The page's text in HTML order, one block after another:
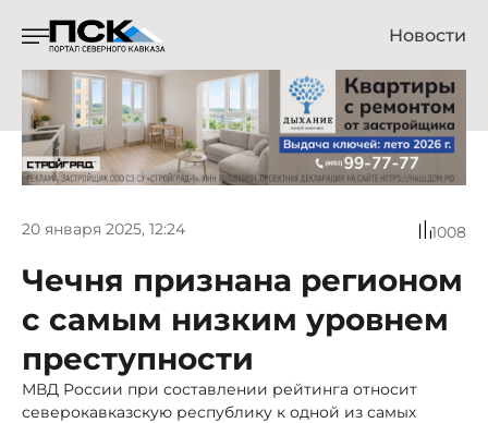
Новости
20 января 2025, 12:24 1008
Чечня признана регионом
с самым низким уровнем
преступности
МВД России при составлении рейтинга относит
северокавказскую республику к одной из самых